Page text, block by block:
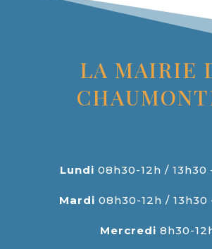
LA MAIRIE
Lundi 08h30-12h / 13h30
Mardi08h30-12h / 13h30
Mercredi 8h30-